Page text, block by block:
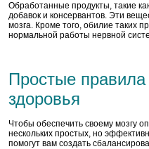
Обработанные продукты, такие
добавок и консервантов. Эти
мозга. Кроме того, обилие таких
нормальной работы нервной
Простые правила
здоровья
Чтобы обеспечить своему мозгу
нескольких простых, но
помогут вам создать